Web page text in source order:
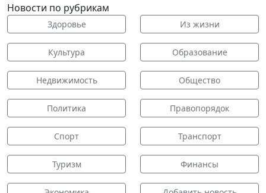
Новости по рубрикам
Здоровье Из жизни
Культура Образование
Недвижимость Общество
Политика Правопорядок
Спорт Транспорт
Туризм Финансы